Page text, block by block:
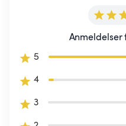
Anmeldelser
5
4
3